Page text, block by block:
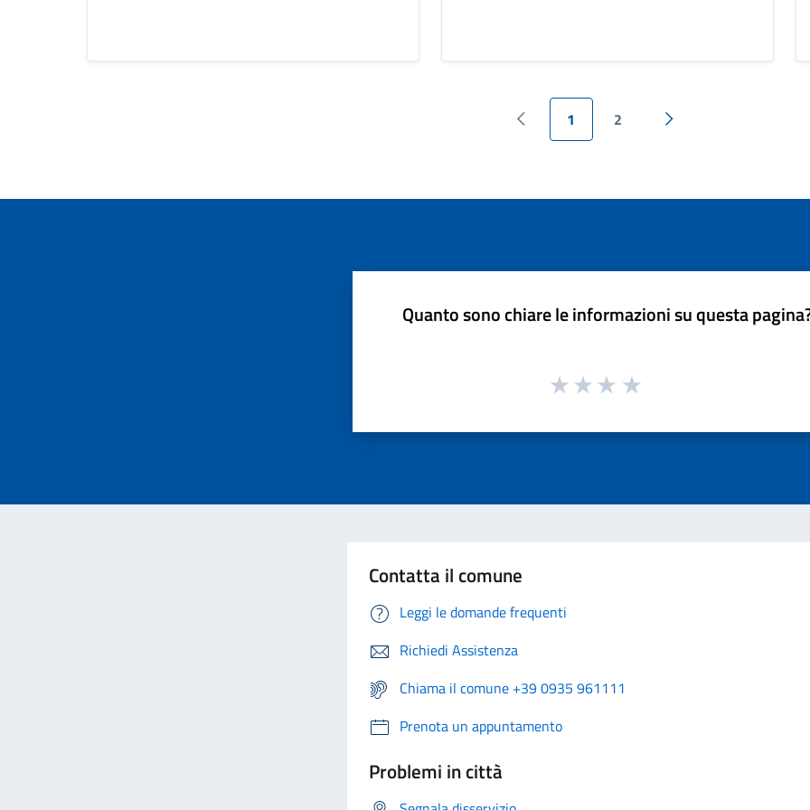
Pagina precedente
1 2
Pagina successiva
Quanto sono chiare le informazioni su questa
Contatta il comune
Leggi le domande frequenti
Richiedi Assistenza
Chiama il comune +39 0935 961111
Prenota un appuntamento
Problemi in città